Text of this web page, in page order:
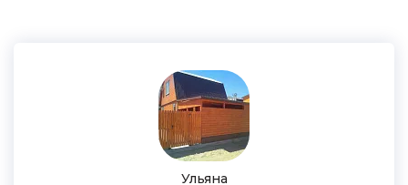
Ульяна